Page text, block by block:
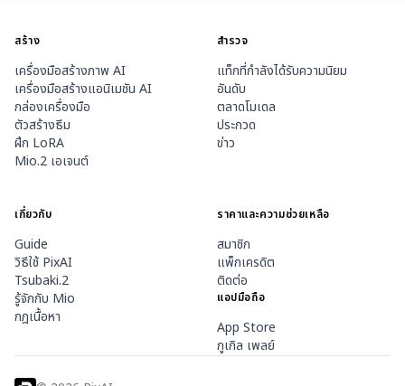
สร้าง
เครื่องมือสร้างภาพ AI
เครื่องมือสร้างแอนิเมชัน AI
กล่องเครื่องมือ
ตัวสร้างธีม
ฝึก LoRA
Mio.2 เอเจนต์
สำรวจ
แท็กที่กำลังได้รับความนิยม
อันดับ
ตลาดโมเดล
ประกวด
ข่าว
เกี่ยวกับ
Guide
วิธีใช้ PixAI
Tsubaki.2
รู้จักกับ Mio
กฎเนื้อหา
ราคาและความช่วยเหลือ
สมาชิก
แพ็กเครดิต
ติดต่อ
แอปมือถือ
App Store
กูเกิล เพลย์